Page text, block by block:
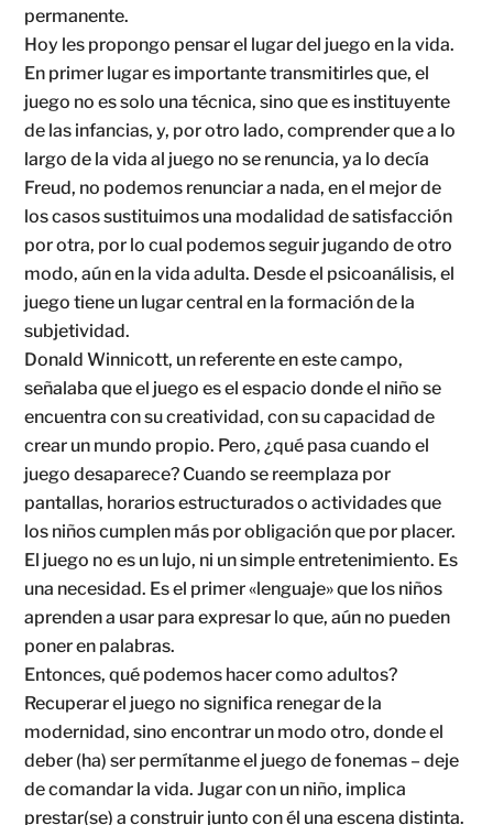
permanente.
Hoy les propongo pensar el lugar del juego en la vida.
En primer lugar es importante transmitirles que, el
juego no es solo una técnica, sino que es instituyente
de las infancias, y, por otro lado, comprender que a lo
largo de la vida al juego no se renuncia, ya lo decía
Freud, no podemos renunciar a nada, en el mejor de
los casos sustituimos una modalidad de satisfacción
por otra, por lo cual podemos seguir jugando de otro
modo, aún en la vida adulta. Desde el psicoanálisis, el
juego tiene un lugar central en la formación de la
subjetividad.
Donald Winnicott, un referente en este campo,
señalaba que el juego es el espacio donde el niño se
encuentra con su creatividad, con su capacidad de
crear un mundo propio. Pero, ¿qué pasa cuando el
juego desaparece? Cuando se reemplaza por
pantallas, horarios estructurados o actividades que
los niños cumplen más por obligación que por placer.
El juego no es un lujo, ni un simple entretenimiento. Es
una necesidad. Es el primer «lenguaje» que los niños
aprenden a usar para expresar lo que, aún no pueden
poner en palabras.
Entonces, qué podemos hacer como adultos?
Recuperar el juego no significa renegar de la
modernidad, sino encontrar un modo otro, donde el
deber (ha) ser permítanme el juego de fonemas – deje
de comandar la vida. Jugar con un niño, implica
prestar(se) a construir junto con él una escena distinta.